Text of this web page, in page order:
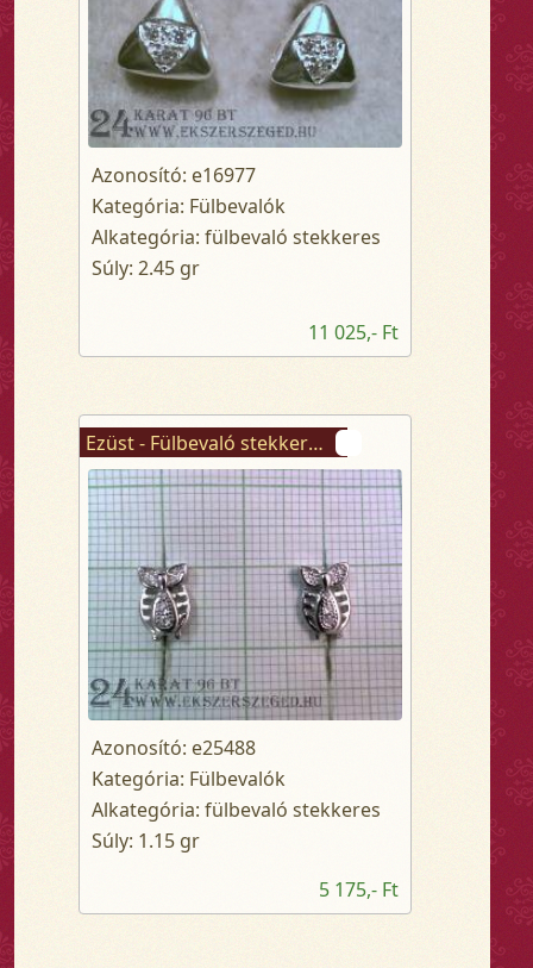
Azonosító: e16977
Kategória: Fülbevalók
Alkategória: fülbevaló stekkeres
Súly: 2.45 gr
11 025,- Ft
Ezüst - Fülbevaló stekkeres
Azonosító: e25488
Kategória: Fülbevalók
Alkategória: fülbevaló stekkeres
Súly: 1.15 gr
5 175,- Ft